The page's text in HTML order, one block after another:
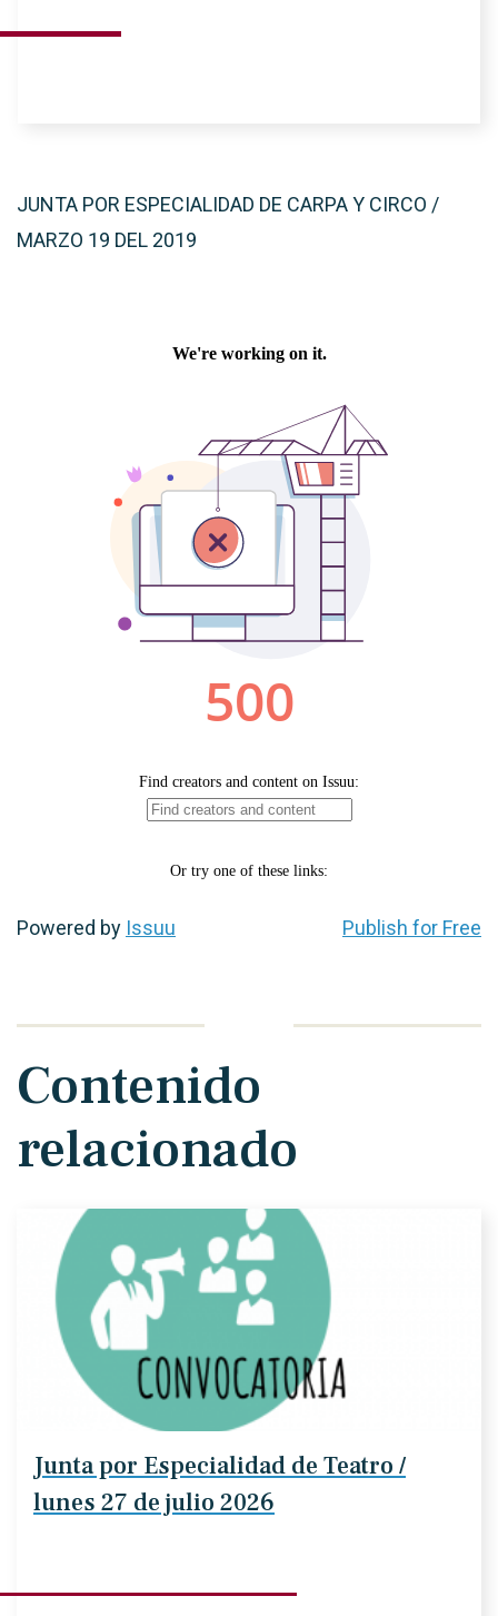
JUNTA POR ESPECIALIDAD DE CARPA Y CIRCO /
MARZO 19 DEL 2019
Powered by Issuu Publish for Free
Contenido
relacionado
Junta por Especialidad de Teatro /
lunes 27 de julio 2026